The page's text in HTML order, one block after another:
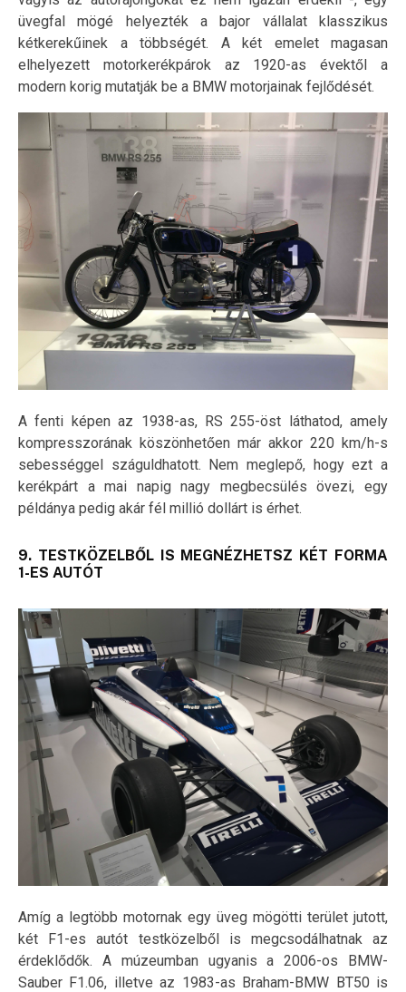
üvegfal mögé helyezték a bajor vállalat klasszikus
kétkerekűinek a többségét. A két emelet magasan
elhelyezett motorkerékpárok az 1920-as évektől a
modern korig mutatják be a BMW motorjainak fejlődését.
A fenti képen az 1938-as, RS 255-öst láthatod, amely
kompresszorának köszönhetően már akkor 220 km/h-s
sebességgel száguldhatott. Nem meglepő, hogy ezt a
kerékpárt a mai napig nagy megbecsülés övezi, egy
példánya pedig akár fél millió dollárt is érhet.
9. TESTKÖZELBŐL IS MEGNÉZHETSZ KÉT FORMA
1-ES AUTÓT
Amíg a legtöbb motornak egy üveg mögötti terület jutott,
két F1-es autót testközelből is megcsodálhatnak az
érdeklődők. A múzeumban ugyanis a 2006-os BMW-
Sauber F1.06, illetve az 1983-as Braham-BMW BT50 is